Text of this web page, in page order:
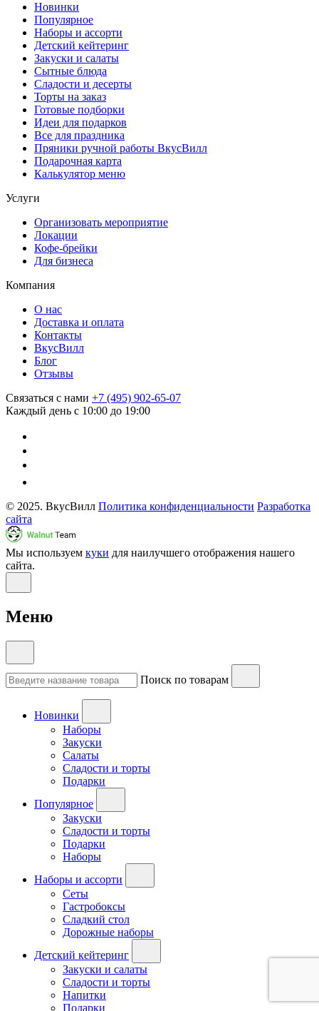
Новинки
Популярное
Наборы и ассорти
Детский кейтеринг
Закуски и салаты
Сытные блюда
Сладости и десерты
Торты на заказ
Готовые подборки
Идеи для подарков
Все для праздника
Пряники ручной работы ВкусВилл
Подарочная карта
Калькулятор меню
Услуги
Организовать мероприятие
Локации
Кофе-брейки
Для бизнеса
Компания
О нас
Доставка и оплата
Контакты
ВкусВилл
Блог
Отзывы
Связаться с нами +7 (495) 902-65-07
Каждый день с 10:00 до 19:00
© 2025. ВкусВилл Политика конфиденциальности Разработка
сайта
Мы используем куки для наилучшего отображения нашего
сайта.
Меню
Поиск по товарам
Новинки
Наборы
Закуски
Салаты
Сладости и торты
Подарки
Популярное
Закуски
Сладости и торты
Подарки
Наборы
Наборы и ассорти
Сеты
Гастробоксы
Сладкий стол
Дорожные наборы
Детский кейтеринг
Закуски и салаты
Сладости и торты
Напитки
Подарки